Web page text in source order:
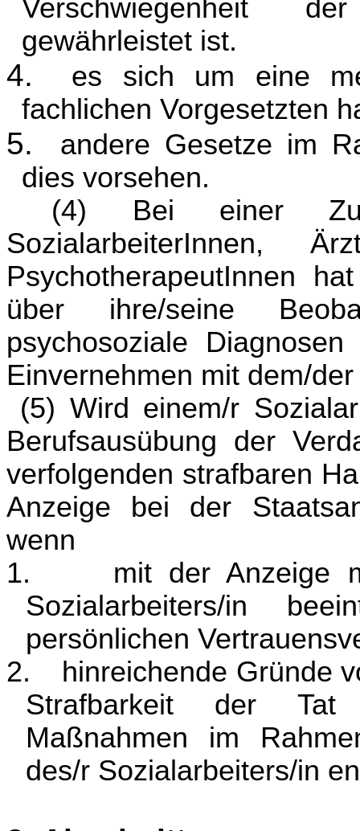
Verschwiegenheit
gewährleistet ist.
4.
es sich um eine
fachlichen Vorgesetzten
5.
andere Gesetze im
dies vorsehen.
(4) Bei einer
SozialarbeiterInnen,
PsychotherapeutInnen
über ihre/seine
psychosoziale
Einvernehmen mit dem/
(5) Wird einem/r
Berufsausübung der
verfolgenden strafbaren
Anzeige bei der
wenn
1.
mit der Anzeige
Sozialarbeiters/in
persönlichen
2.
hinreichende Gründe
Strafbarkeit der Tat
Maßnahmen im
des/r Sozialarbeiters/in